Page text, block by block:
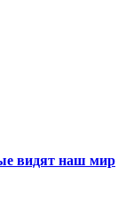
видят наш мир